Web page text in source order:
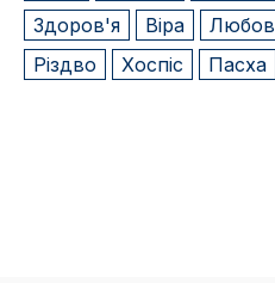
Здоров'я
Віра Любов
Різдво
Хоспіс Пасха